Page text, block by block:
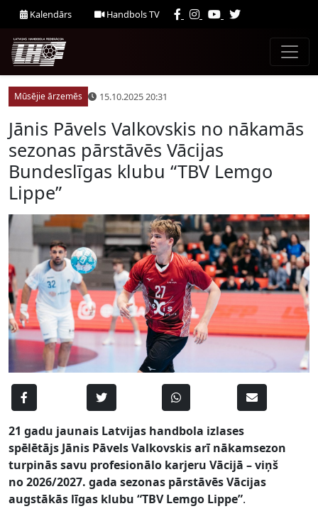
Kalendārs Handbols TV
Mūsējie ārzemēs 15.10.2025 20:31
Jānis Pāvels Valkovskis no nākamās
sezonas pārstāvēs Vācijas
Bundeslīgas klubu “TBV Lemgo
Lippe”
21 gadu jaunais Latvijas handbola izlases
spēlētājs Jānis Pāvels Valkovskis arī nākamsezon
turpinās savu profesionālo karjeru Vācijā – viņš
no 2026/2027. gada sezonas pārstāvēs Vācijas
augstākās līgas klubu “TBV Lemgo Lippe”.